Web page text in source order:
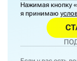
Нажимая кнопку
я принимаю